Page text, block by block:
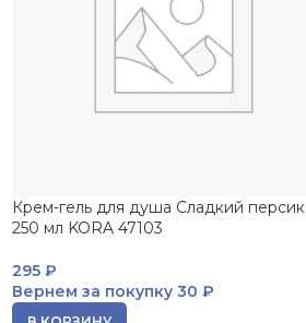
Крем-гель для душа Сладкий персик
250 мл KORA 47103
295 ₽
Вернем за покупку30 ₽